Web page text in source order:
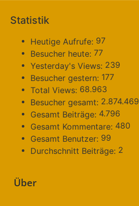
Statistik
Heutige Aufrufe: 97
Besucher heute: 77
Yesterday's Views: 239
Besucher gestern: 177
Total Views: 68.963
Besucher gesamt: 2.874.469
Gesamt Beiträge: 4.796
Gesamt Kommentare: 480
Gesamt Benutzer: 99
Durchschnitt Beiträge: 2
Über